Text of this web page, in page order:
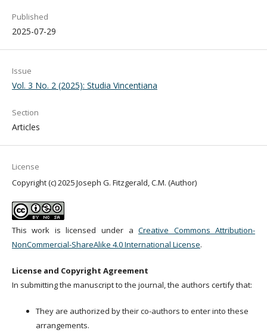
Published
2025-07-29
Issue
Vol. 3 No. 2 (2025): Studia Vincentiana
Section
Articles
License
Copyright (c) 2025 Joseph G. Fitzgerald, C.M. (Author)
This work is licensed under aCreative Commons Attribution-
NonCommercial-ShareAlike 4.0 International License.
License and Copyright Agreement
In submitting the manuscript to the journal, the authors certify that:
They are authorized by their co-authors to enter into these
arrangements.